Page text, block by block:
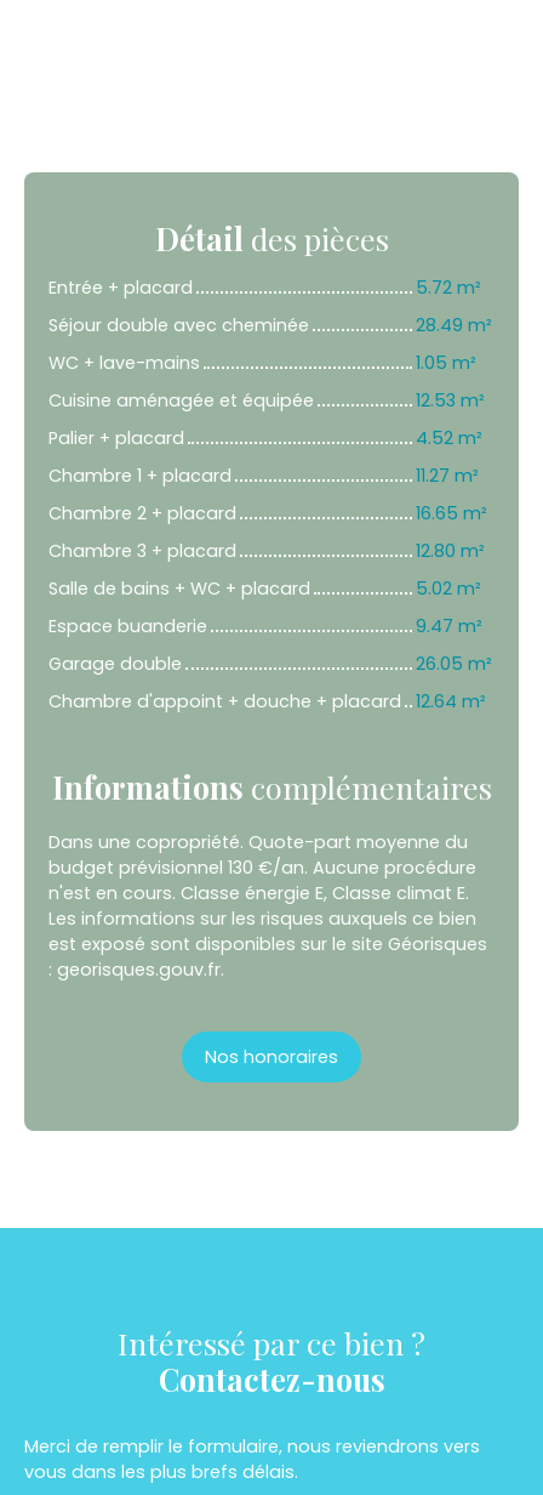
Détail des pièces
Entrée + placard
5.72 m²
Séjour double avec cheminée
28.49 m²
WC + lave-mains
1.05 m²
Cuisine aménagée et équipée
12.53 m²
Palier + placard
4.52 m²
Chambre 1 + placard
11.27 m²
Chambre 2 + placard
16.65 m²
Chambre 3 + placard
12.80 m²
Salle de bains + WC + placard
5.02 m²
Espace buanderie
9.47 m²
Garage double
26.05 m²
Chambre d'appoint + douche + placard
12.64 m²
Informations complémentaires
Dans une copropriété. Quote-part moyenne du
budget prévisionnel 130 €/an. Aucune procédure
n'est en cours. Classe énergie E, Classe climat E.
Les informations sur les risques auxquels ce bien
est exposé sont disponibles sur le site Géorisques
: georisques.gouv.fr.
Nos honoraires
Intéressé par ce bien ?
Contactez-nous
Merci de remplir le formulaire, nous reviendrons vers
vous dans les plus brefs délais.